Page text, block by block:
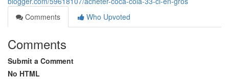
Comments
Who Upvoted
Comments
Submit a Comment
No HTML